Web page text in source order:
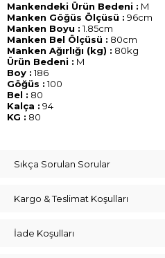
Mankendeki Ürün Bedeni : M
Manken Göğüs Ölçüsü : 96cm
Manken Boyu :1.85cm
Manken Bel Ölçüsü : 80cm
Manken Ağırlığı (kg) : 80kg
Ürün Bedeni : M
Boy :186
Göğüs :100
Bel : 80
Kalça : 94
KG : 80
Sıkça Sorulan Sorular
Kargo & Teslimat Koşulları
İade Koşulları